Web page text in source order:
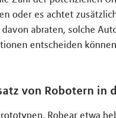
oder es achtet
abraten, solche
entscheiden
von Robotern in
Robear etwa